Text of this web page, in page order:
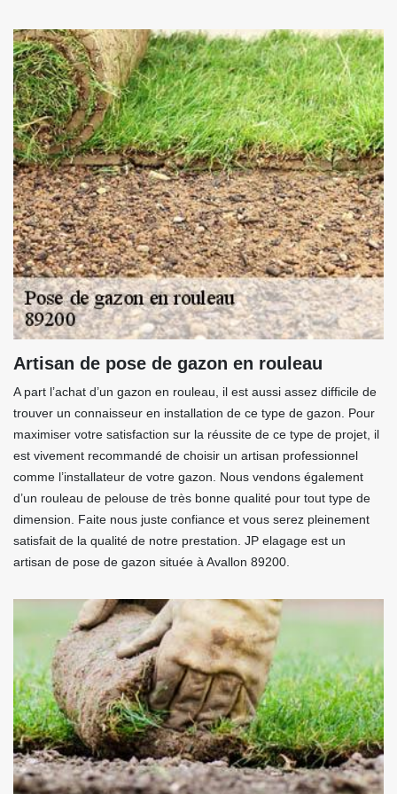
Artisan de pose de gazon en rouleau
A part l’achat d’un gazon en rouleau, il est aussi assez difficile de
trouver un connaisseur en installation de ce type de gazon. Pour
maximiser votre satisfaction sur la réussite de ce type de projet, il
est vivement recommandé de choisir un artisan professionnel
comme l’installateur de votre gazon. Nous vendons également
d’un rouleau de pelouse de très bonne qualité pour tout type de
dimension. Faite nous juste confiance et vous serez pleinement
satisfait de la qualité de notre prestation. JP elagage est un
artisan de pose de gazon située à Avallon 89200.